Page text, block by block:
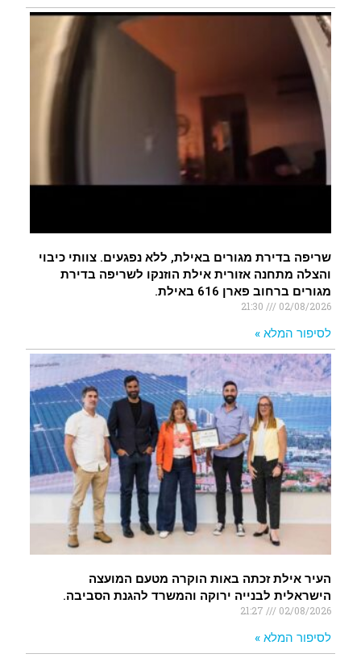
שריפה בדירת מגורים באילת, ללא נפגעים. צוותי כיבוי
והצלה מתחנה אזורית אילת הוזנקו לשריפה בדירת
מגורים ברחוב פארן 616 באילת.
02/08/2026
לסיפור המלא »
העיר אילת זכתה באות הוקרה מטעם המועצה
הישראלית לבנייה ירוקה והמשרד להגנת הסביבה.
02/08/2026
לסיפור המלא »